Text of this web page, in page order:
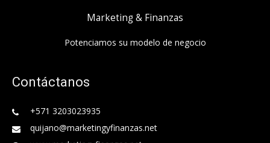
Marketing & Finanzas
Potenciamos su modelo de negocio
Contáctanos
+571 3203023935
quijano@marketingyfinanzas.net